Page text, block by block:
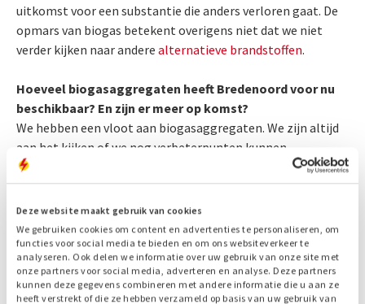
Deze website maakt gebruik van cookies
We gebruiken cookies om content en advertenties te personaliseren, om
functies voor social media te bieden en om ons websiteverkeer te
analyseren. Ook delen we informatie over uw gebruik van onze site met
onze partners voor social media, adverteren en analyse. Deze partners
kunnen deze gegevens combineren met andere informatie die u aan ze
heeft verstrekt of die ze hebben verzameld op basis van uw gebruik van
uitkomst voor een substantie die anders verloren gaat. De
opmars van biogas betekent overigens niet dat we niet
verder kijken naar andere alternatieve brandstoffen.
Hoeveel biogasaggregaten heeft Bredenoord voor nu
beschikbaar? En zijn er meer op komst?
We hebben een vloot aan biogasaggregaten. We zijn altijd
aan het kijken of we nog verbeterpunten kunnen
doorvoeren omdat we hoge eisen stellen aan onze
machines. Ook omdat we de prestaties van het
biogasaggregaat willen gelijktrekken naar die van een
dieselaggregaat. Qua productie is dat mogelijk en daarom
willen we onze vloot verder uitbreiden.
Daarnaast zijn we ook aan het kijken of we nog een stap